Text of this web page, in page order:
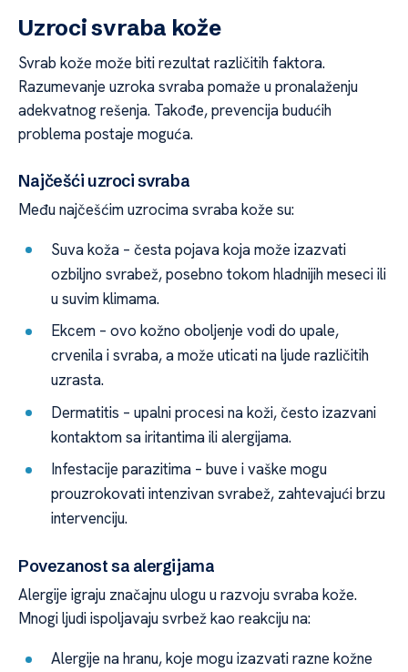
Uzroci svraba kože
Svrab kože može biti rezultat različitih faktora.
Razumevanje uzroka svraba pomaže u pronalaženju
adekvatnog rešenja. Takođe, prevencija budućih
problema postaje moguća.
Najčešći uzroci svraba
Među najčešćim uzrocima svraba kože su:
Suva koža – česta pojava koja može izazvati
ozbiljno svrabež, posebno tokom hladnijih meseci ili
u suvim klimama.
Ekcem – ovo kožno oboljenje vodi do upale,
crvenila i svraba, a može uticati na ljude različitih
uzrasta.
Dermatitis – upalni procesi na koži, često izazvani
kontaktom sa iritantima ili alergijama.
Infestacije parazitima – buve i vaške mogu
prouzrokovati intenzivan svrabež, zahtevajući brzu
intervenciju.
Povezanost sa alergijama
Alergije igraju značajnu ulogu u razvoju svraba kože.
Mnogi ljudi ispoljavaju svrbež kao reakciju na:
Alergije na hranu, koje mogu izazvati razne kožne